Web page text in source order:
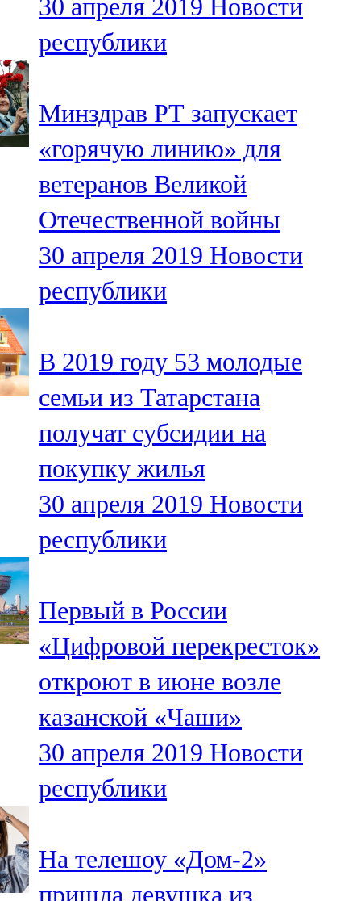
30 апреля 2019 Новости
республики
Минздрав РТ запускает
«горячую линию» для
ветеранов Великой
Отечественной войны
30 апреля 2019 Новости
республики
В 2019 году 53 молодые
семьи из Татарстана
получат субсидии на
покупку жилья
30 апреля 2019 Новости
республики
Первый в России
«Цифровой перекресток»
откроют в июне возле
казанской «Чаши»
30 апреля 2019 Новости
республики
На телешоу «Дом-2»
пришла девушка из